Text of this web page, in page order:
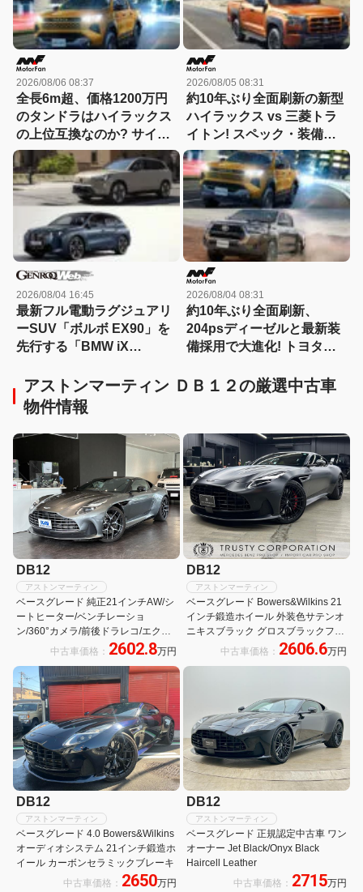
2026/08/06 08:37
全長6m超、価格1200万円
のタンドラはハイラックス
の上位互換なのか? サイ
ズ・装備・走り・価格を徹
底比較して分かった決定的
な違い 【新型ハイラックス
徹底比較】
2026/08/05 08:31
約10年ぶり全面刷新の新型
ハイラックス vs 三菱トラ
イトン! スペック・装備・
価格を比較、勝った点/惜し
い点を徹底検証! 【新型ハ
イラックス 徹底比較】
2026/08/04 16:45
最新フル電動ラグジュアリ
ーSUV「ボルボ EX90」を
先行する「BMW iX
2026/08/04 08:31
約10年ぶり全面刷新、
204psディーゼルと最新装
備採用で大進化! トヨタ新
と徹底比較! 【新型ハイラ
アストンマーティン ＤＢ１２の厳選中古車
物件情報
DB12
アストンマーティン
ベースグレード 純正21インチAW/シ
ートヒーター/ベンチレーショ
ン/360°カメラ/前後ドラレコ/エクス
テリアP/スチールブレーキ/390Wオ
ーディオシステム/マトリクスLED/ス
モークドテールライト/レーダー
中古車価格： 2602.8万円
DB12
アストンマーティン
ベースグレード Bowers&Wilkins 21
インチ鍛造ホイール 外装色サテンオ
ニキスブラック グロスブラックフロ
ントグリル インスパイアコンフォー
ト ライトデュオトーンインテリア ア
中古車価格： 2606.6万円
DB12
アストンマーティン
ベースグレード 4.0 Bowers&Wilkins
オーディオシステム 21インチ鍛造ホ
イール カーボンセラミックブレーキ
中古車価格： 2650万円
DB12
アストンマーティン
ベースグレード 正規認定中古車 ワン
オーナー Jet Black/Onyx Black
Haircell Leather
中古車価格： 2715万円